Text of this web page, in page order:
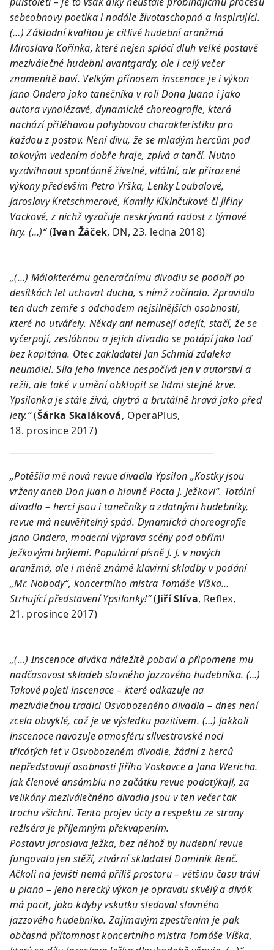
sebeobnovy poetika i nadále životaschopná a inspirující.
(…) Základní kvalitou je citlivé hudební aranžmá
Miroslava Kořínka, které nejen splácí dluh velké postavě
meziválečné hudební avantgardy, ale i celý večer
znamenitě baví. Velkým přínosem inscenace je i výkon
Jana Ondera jako tanečníka v roli Dona Juana i jako
autora vynalézavé, dynamické choreografie, která
nachází přiléhavou pohybovou charakteristiku pro
každou z postav. Není divu, že se mladým hercům pod
takovým vedením dobře hraje, zpívá a tančí. Nutno
vyzdvihnout spontánně živelné, vitální, ale přirozené
výkony především Petra Vrška, Lenky Loubalové,
Jaroslavy Kretschmerové, Kamily Kikinčukové či Jiřiny
Vackové, z nichž vyzařuje neskrývaná radost z týmové
hry. (…)“(Ivan Žáček, DN, 23. ledna 2018)
„(…) Málokterému generačnímu divadlu se podaří po
desítkách let uchovat ducha, s nímž začínalo. Zpravidla
ten duch zemře s odchodem nejsilnějších osobností,
které ho utvářely. Někdy ani nemusejí odejít, stačí, že se
vyčerpají, zeslábnou a jejich divadlo se potápí jako loď
bez kapitána. Otec zakladatel Jan Schmid zdaleka
neumdlel. Síla jeho invence nespočívá jen v autorství a
režii, ale také v umění obklopit se lidmi stejné krve.
Ypsilonka je stále živá, chytrá a brutálně hravá jako před
lety.“(Šárka Skaláková, OperaPlus,
18. prosince 2017)
„Potěšila mě nová revue divadla Ypsilon „Kostky jsou
vrženy aneb Don Juan a hlavně Pocta J. Ježkovi“. Totální
divadlo – herci jsou i tanečníky a zdatnými hudebníky,
revue má neuvěřitelný spád. Dynamická choreografie
Jana Ondera, moderní výprava scény pod obřími
Ježkovými brýlemi. Populární písně J. J. v nových
aranžmá, ale i méně známé klavírní skladby v podání
„Mr. Nobody“, koncertního mistra Tomáše Víška…
Strhující představení Ypsilonky!“(Jiří Slíva, Reflex,
21. prosince 2017)
„(…) Inscenace diváka náležitě pobaví a připomene mu
nadčasovost skladeb slavného jazzového hudebníka. (…)
Takové pojetí inscenace – které odkazuje na
meziválečnou tradici Osvobozeného divadla – dnes není
zcela obvyklé, což je ve výsledku pozitivem. (…) Jakkoli
inscenace navozuje atmosféru silvestrovské noci
třicátých let v Osvobozeném divadle, žádní z herců
nepředstavují osobnosti Jiřího Voskovce a Jana Wericha.
Jak členové ansámblu na začátku revue podotýkají, za
velikány meziválečného divadla jsou v ten večer tak
trochu všichni. Tento projev úcty a respektu ze strany
režiséra je příjemným překvapením.
Postavu Jaroslava Ježka, bez něhož by hudební revue
fungovala jen stěží, ztvární skladatel Dominik Renč.
Ačkoli na jevišti nemá příliš prostoru – většinu času tráví
u piana – jeho herecký výkon je opravdu skvělý a divák
má pocit, jako kdyby vskutku sledoval slavného
jazzového hudebníka. Zajímavým zpestřením je pak
občasná přítomnost koncertního mistra Tomáše Víška,